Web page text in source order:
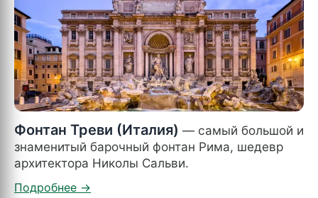
Фонтан Треви (Италия) — самый большой и
знаменитый барочный фонтан Рима, шедевр
архитектора Николы Сальви.